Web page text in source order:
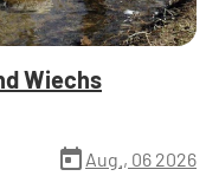
Wiechs
today Aug., 06 2026